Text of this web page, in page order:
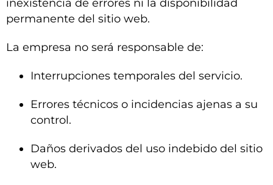
inexistencia de errores ni la disponibilidad
permanente del sitio web.
La empresa no será responsable de:
Interrupciones temporales del servicio.
Errores técnicos o incidencias ajenas a su
control.
Daños derivados del uso indebido del sitio
web.